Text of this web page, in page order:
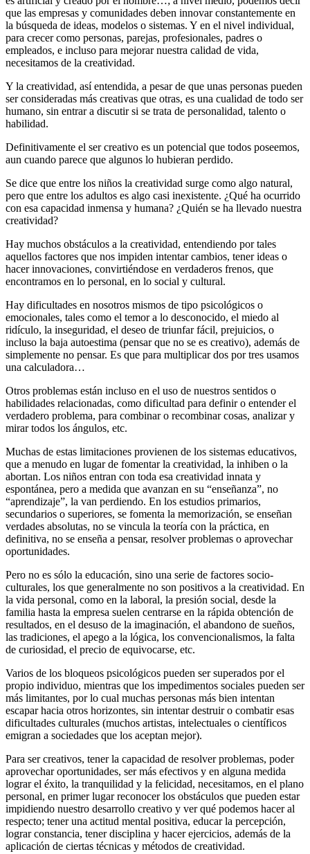
que las empresas y comunidades deben innovar constantemente en
la búsqueda de ideas, modelos o sistemas. Y en el nivel individual,
para crecer como personas, parejas, profesionales, padres o
empleados, e incluso para mejorar nuestra calidad de vida,
necesitamos de la creatividad.
Y la creatividad, así entendida, a pesar de que unas personas pueden
ser consideradas más creativas que otras, es una cualidad de todo ser
humano, sin entrar a discutir si se trata de personalidad, talento o
habilidad.
Definitivamente el ser creativo es un potencial que todos poseemos,
aun cuando parece que algunos lo hubieran perdido.
Se dice que entre los niños la creatividad surge como algo natural,
pero que entre los adultos es algo casi inexistente. ¿Qué ha ocurrido
con esa capacidad inmensa y humana? ¿Quién se ha llevado nuestra
creatividad?
Hay muchos obstáculos a la creatividad, entendiendo por tales
aquellos factores que nos impiden intentar cambios, tener ideas o
hacer innovaciones, convirtiéndose en verdaderos frenos, que
encontramos en lo personal, en lo social y cultural.
Hay dificultades en nosotros mismos de tipo psicológicos o
emocionales, tales como el temor a lo desconocido, el miedo al
ridículo, la inseguridad, el deseo de triunfar fácil, prejuicios, o
incluso la baja autoestima (pensar que no se es creativo), además de
simplemente no pensar. Es que para multiplicar dos por tres usamos
una calculadora…
Otros problemas están incluso en el uso de nuestros sentidos o
habilidades relacionadas, como dificultad para definir o entender el
verdadero problema, para combinar o recombinar cosas, analizar y
mirar todos los ángulos, etc.
Muchas de estas limitaciones provienen de los sistemas educativos,
que a menudo en lugar de fomentar la creatividad, la inhiben o la
abortan. Los niños entran con toda esa creatividad innata y
espontánea, pero a medida que avanzan en su “enseñanza”, no
“aprendizaje”, la van perdiendo. En los estudios primarios,
secundarios o superiores, se fomenta la memorización, se enseñan
verdades absolutas, no se vincula la teoría con la práctica, en
definitiva, no se enseña a pensar, resolver problemas o aprovechar
oportunidades.
Pero no es sólo la educación, sino una serie de factores socio-
culturales, los que generalmente no son positivos a la creatividad. En
la vida personal, como en la laboral, la presión social, desde la
familia hasta la empresa suelen centrarse en la rápida obtención de
resultados, en el desuso de la imaginación, el abandono de sueños,
las tradiciones, el apego a la lógica, los convencionalismos, la falta
de curiosidad, el precio de equivocarse, etc.
Varios de los bloqueos psicológicos pueden ser superados por el
propio individuo, mientras que los impedimentos sociales pueden ser
más limitantes, por lo cual muchas personas más bien intentan
escapar hacia otros horizontes, sin intentar destruir o combatir esas
dificultades culturales (muchos artistas, intelectuales o científicos
emigran a sociedades que los aceptan mejor).
Para ser creativos, tener la capacidad de resolver problemas, poder
aprovechar oportunidades, ser más efectivos y en alguna medida
lograr el éxito, la tranquilidad y la felicidad, necesitamos, en el plano
personal, en primer lugar reconocer los obstáculos que pueden estar
impidiendo nuestro desarrollo creativo y ver qué podemos hacer al
respecto; tener una actitud mental positiva, educar la percepción,
lograr constancia, tener disciplina y hacer ejercicios, además de la
aplicación de ciertas técnicas y métodos de creatividad.